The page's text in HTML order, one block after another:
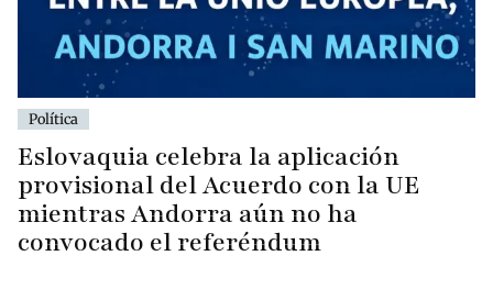
Política
Eslovaquia celebra la aplicación
provisional del Acuerdo con la UE
mientras Andorra aún no ha
convocado el referéndum